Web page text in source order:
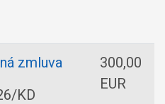
zmluva
KD
300,00
EUR